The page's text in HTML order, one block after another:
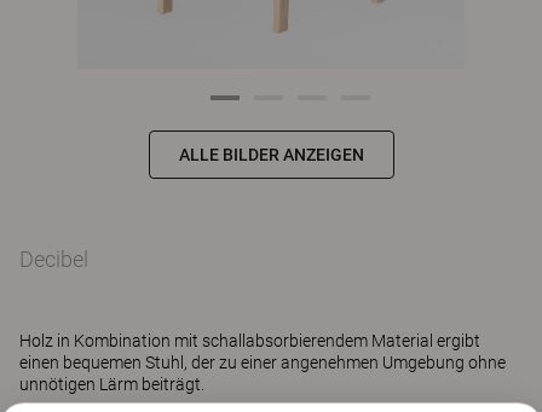
ALLE BILDER ANZEIGEN
Decibel
Holz in Kombination mit schallabsorbierendem Material ergibt
einen bequemen Stuhl, der zu einer angenehmen Umgebung ohne
unnötigen Lärm beiträgt.